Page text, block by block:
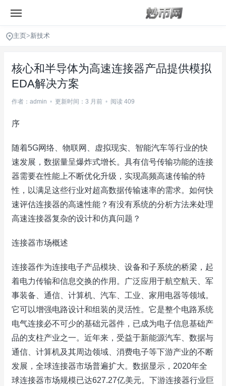
主页>新技术
核心和半导体为高速连接器产品提供模拟
EDA解决方案
作者：admin • 更新时间：3 月前 • 阅读 409
序
随着5G网络、物联网、虚拟现实、智能汽车等行业的快
速发展，数据量呈爆炸式增长。具有信号传输功能的连接
器需要在性能上不断优化升级，实现高频高速传输的特
性，以满足这些行业对超高数据传输速率的需求。如何快
速评估连接器的高速性能？有没有系统的分析方法来处理
高速连接器复杂的设计和仿真问题？
连接器市场概述
连接器作为连接电子产品模块、设备和子系统的桥梁，起
着电力传输和信息交换的作用。广泛应用于航空航天、军
事装备、通信、计算机、汽车、工业、家用电器等领域。
它可以增强电路设计和组装的灵活性。它是整个电路系统
电气连接必不可少的基础元器件，已成为电子信息基础产
品的支柱产业之一。近年来，受益于新能源汽车、数据与
通信、计算机及其周边领域、消费电子等下游产业的不断
发展，全球连接器市场普遍扩大。数据显示，2020年全
球连接器市场规模已达627.27亿美元。下游连接器行业巨